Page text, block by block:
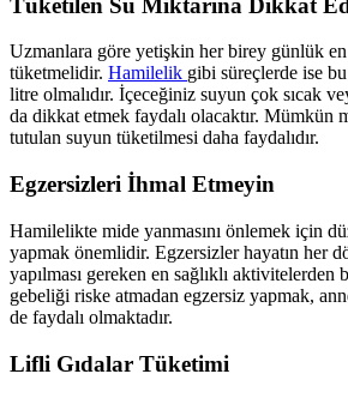
Uzmanlara göre yetişkin her birey günlük
tüketmelidir. Hamilelik gibi süreçlerde ise
litre olmalıdır. İçeceğiniz suyun çok sıcak
da dikkat etmek faydalı olacaktır. Mümkün
tutulan suyun tüketilmesi daha faydalıdır.
Egzersizleri İhmal Etmeyin
Hamilelikte mide yanmasını önlemek için
yapmak önemlidir. Egzersizler hayatın her
yapılması gereken en sağlıklı aktivitelerden
gebeliği riske atmadan egzersiz yapmak,
de faydalı olmaktadır.
Lifli Gıdalar Tüketimi